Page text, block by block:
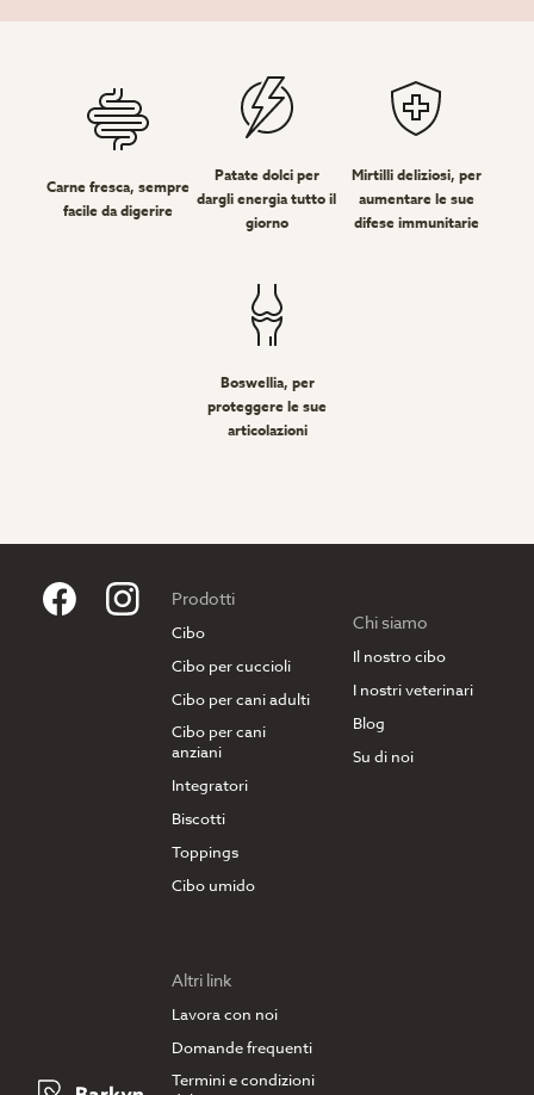
Carne fresca, sempre
facile da digerire
Patate dolci per
dargli energia tutto il
giorno
Mirtilli deliziosi, per
aumentare le sue
difese immunitarie
Boswellia, per
proteggere le sue
articolazioni
Prodotti
Cibo
Cibo per cuccioli
Cibo per cani adulti
Cibo per cani
anziani
Integratori
Biscotti
Toppings
Cibo umido
Chi siamo
Il nostro cibo
I nostri veterinari
Blog
Su di noi
Altri link
Lavora con noi
Domande frequenti
Termini e condizioni